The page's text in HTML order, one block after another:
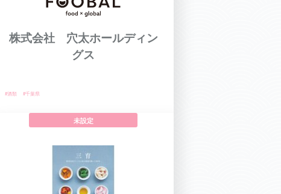
株式会社 穴太ホールディン
グス
#酒類 #千葉県
未設定